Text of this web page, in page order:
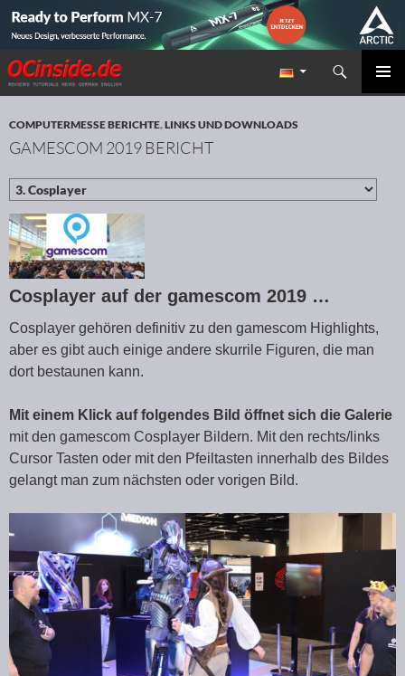
Redaktion ocinside.de PC Hardware Portal
Suchen
ZUM INHALT SPRINGEN
COMPUTERMESSE BERICHTE,LINKS UND DOWNLOADS
GAMESCOM 2019 BERICHT
Cosplayer auf der gamescom 2019 …
Cosplayer gehören definitiv zu den gamescom Highlights,
aber es gibt auch einige andere skurrile Figuren, die man
dort bestaunen kann.
Mit einem Klick auf folgendes Bild öffnet sich die Galerie
mit den gamescom Cosplayer Bildern. Mit den rechts/links
Cursor Tasten oder mit den Pfeiltasten innerhalb des Bildes
gelangt man zum nächsten oder vorigen Bild.